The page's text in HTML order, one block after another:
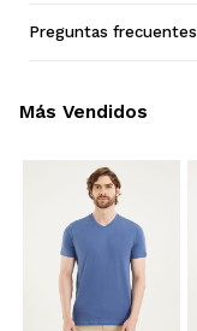
Preguntas frecuentes
Más Vendidos